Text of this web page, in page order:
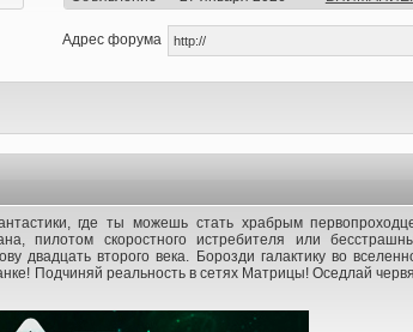
Адрес форума
где ты можешь стать храбрым
пилотом скоростного истребителя или
двадцать второго века. Борозди галактику во
Подчиняй реальность в сетях Матрицы! Оседлай